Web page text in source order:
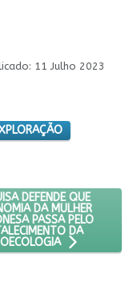
11 Julho 2023
GANHAM
ARTIGO: PESQUISA
DEFENDE QUE
DA MULHER
PASSA PELO
DA